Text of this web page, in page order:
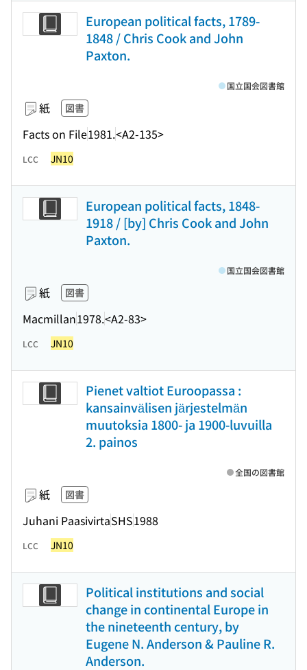
European political facts, 1789-
1848 / Chris Cook and John
Paxton.
紙 図書
Facts on File1981.<A2-135>
国立国会図書館
LCC JN10
European political facts, 1848-
1918 / [by] Chris Cook and John
Paxton.
紙 図書
Macmillan1978.<A2-83>
国立国会図書館
LCC JN10
Pienet valtiot Euroopassa :
kansainvälisen järjestelmän
muutoksia 1800- ja 1900-luvuilla
2. painos
紙 図書
Juhani PaasivirtaSHS1988
全国の図書館
LCC JN10
Political institutions and social
change in continental Europe in
the nineteenth century, by
Eugene N. Anderson & Pauline R.
Anderson.